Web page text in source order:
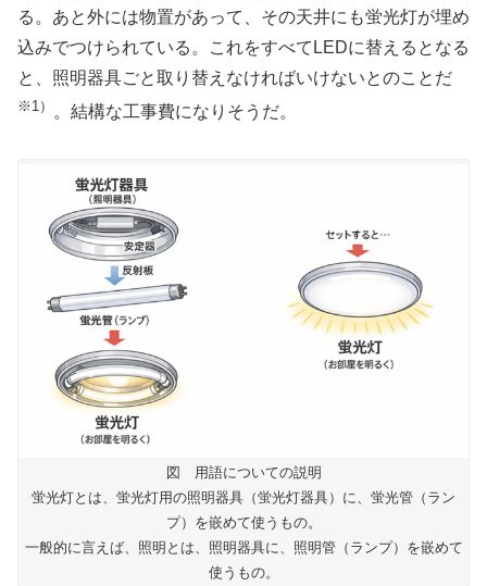
る。あと外には物置があって、その天井にも蛍光灯が埋め
込みでつけられている。これをすべてLEDに替えるとなる
と、照明器具ごと取り替えなければいけないとのことだ
※1） 。結構な工事費になりそうだ。
図 用語についての説明
蛍光灯とは、蛍光灯用の照明器具（蛍光灯器具）に、蛍光管（ラン
プ）を嵌めて使うもの。
一般的に言えば、照明とは、照明器具に、照明管（ランプ）を嵌めて
使うもの。